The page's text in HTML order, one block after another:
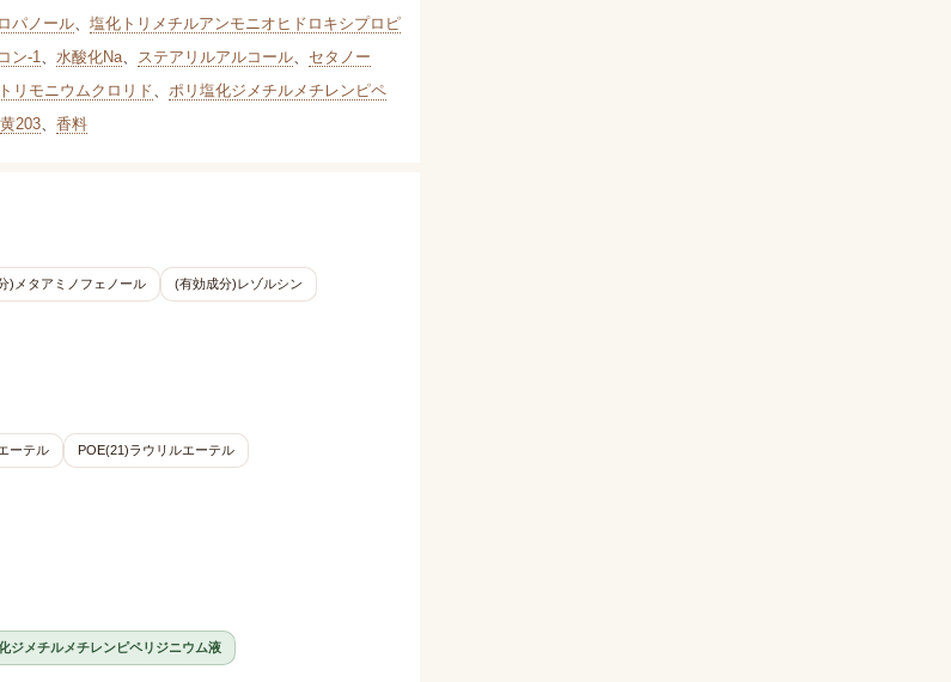
パノール、 塩化トリメチルアンモニオヒドロキシプロピ
ン-1、 水酸化Na、 ステアリルアルコール、 セタノー
リモニウムクロリド、 ポリ塩化ジメチルメチレンピペ
黄203、 香料
)メタアミノフェノール (有効成分)レゾルシン
ーテル
POE(21)ラウリルエーテル
ジメチルメチレンピペリジニウム液